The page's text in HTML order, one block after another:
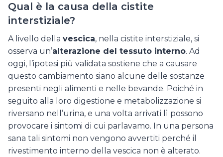
Qual è la causa della cistite
interstiziale?
A livello della vescica, nella cistite interstiziale, si
osserva un’alterazione del tessuto interno. Ad
oggi, l’ipotesi più validata sostiene che a causare
questo cambiamento siano alcune delle sostanze
presenti negli alimenti e nelle bevande. Poiché in
seguito alla loro digestione e metabolizzazione si
riversano nell’urina, e una volta arrivati lì possono
provocare i sintomi di cui parlavamo. In una persona
sana tali sintomi non vengono avvertiti perché il
rivestimento interno della vescica non è alterato.